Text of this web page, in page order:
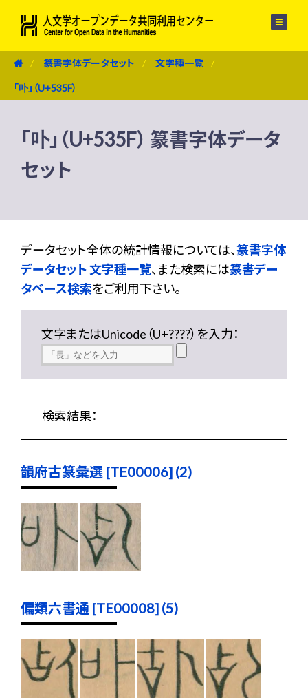
篆書字体データセット 文字種一覧
「卟」（U+535F）
「卟」（U+535F） 篆書字体データ
セット
データセット全体の統計情報については、篆書字体
データセット 文字種一覧、また検索には篆書デー
タベース検索をご利用下さい。
文字またはUnicode（U+????）を入力：
検索結果：
韻府古篆彙選 [TE00006] (2)
偏類六書通 [TE00008] (5)